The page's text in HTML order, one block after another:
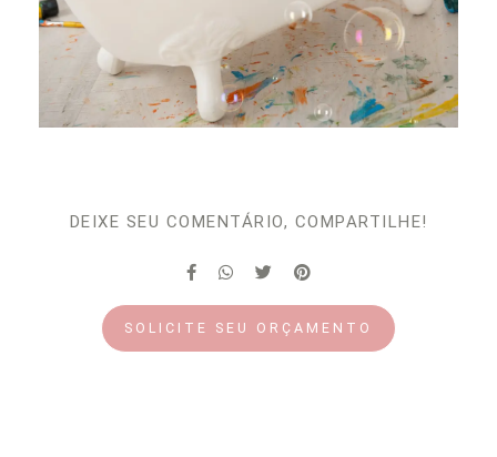
DEIXE SEU COMENTÁRIO, COMPARTILHE!
SOLICITE SEU ORÇAMENTO